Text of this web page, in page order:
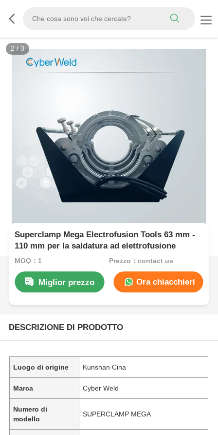
3 / 3
Superclamp Mega Electrofusion Tools 63 mm -
110 mm per la saldatura ad elettrofusione
MOQ：1 Prezzo：contact us
Miglior prezzo Ora chiacchieri
DESCRIZIONE DI PRODOTTO
Luogo di origine Kunshan Cina
Marca Cyber Weld
Numero di
modello
SUPERCLAMP MEGA